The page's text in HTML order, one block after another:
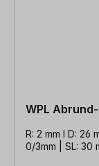
WPL
R: 2 mm l D: 26
0/3mm | SL: 30